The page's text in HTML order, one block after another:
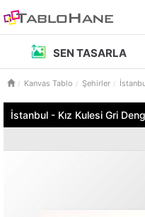
SEN TASARLA
Kanvas Tablo Şehirler
İstanbul - Kız Kulesi Gri